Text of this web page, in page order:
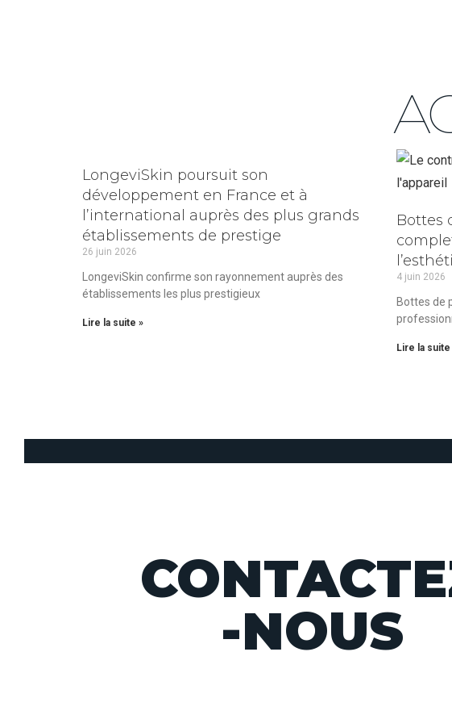
LongeviSkin poursuit son
développement en France et à
l’international auprès des plus grands
établissements de prestige
26 juin 2026
LongeviSkin confirme son rayonnement auprès des
établissements les plus prestigieux
Lire la suite »
Bottes
4 juin 2026
Bottes de
Lire la suite
-NOUS